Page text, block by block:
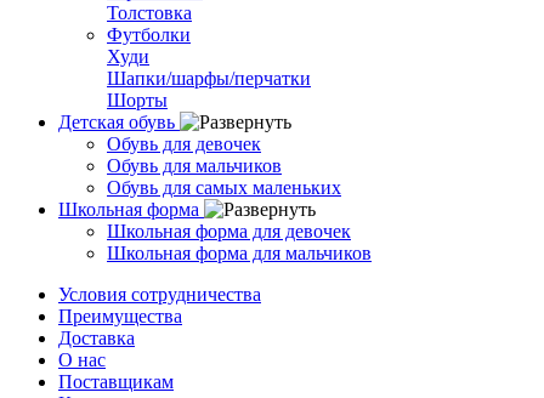
Толстовка
Футболки
Худи
Шапки/шарфы/перчатки
Шорты
Детская обувь
Обувь для девочек
Обувь для мальчиков
Обувь для самых маленьких
Школьная форма
Школьная форма для девочек
Школьная форма для мальчиков
Условия сотрудничества
Преимущества
Доставка
О нас
Поставщикам